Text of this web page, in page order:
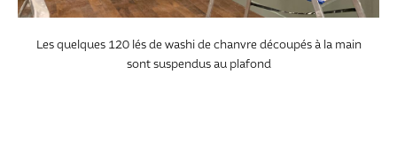
Les quelques 120 lés de washi de chanvre découpés à la main
sont suspendus au plafond